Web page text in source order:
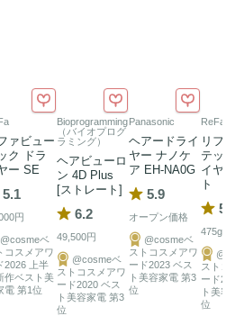
ァビュー
ク ドラ
ー SE
5.1
円
@cosmeベ
コスメアワ
2026 上半
作ベスト美
電 第1位
Bioprogramming
（バイオプログ
ラミング）
ヘアビューロ
ン 4D Plus
[ストレート]
6.2
49,500円
@cosmeベ
ストコスメアワ
ード2020 ベス
ト美容家電 第3
位
Panasonic
ヘアードライ
ヤー ナノケ
ア EH-NA0G
5.9
オープン価格
@cosmeベ
ストコスメアワ
ード2023 ベス
ト美容家電 第3
位
ReFa
リ
テ
イ
ト
475g
スト
ード
ト美
位